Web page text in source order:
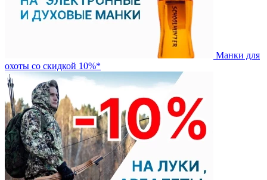
Манки для
охоты со скидкой 10%*